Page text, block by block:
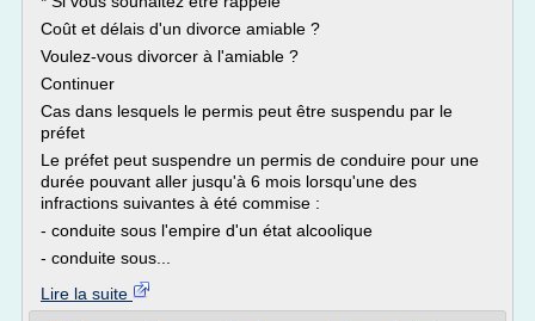
Coût et délais d'un divorce amiable ?
Voulez-vous divorcer à l'amiable ?
Continuer
Cas dans lesquels le permis peut être suspendu par le
préfet
Le préfet peut suspendre un permis de conduire pour une
durée pouvant aller jusqu'à 6 mois lorsqu'une des
infractions suivantes à été commise :
- conduite sous l'empire d'un état alcoolique
- conduite sous...
Lire la suite